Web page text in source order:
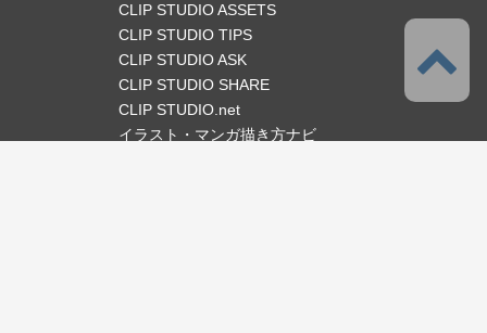
CLIP STUDIO ASSETS
CLIP STUDIO TIPS
CLIP STUDIO ASK
CLIP STUDIO SHARE
CLIP STUDIO.net
イラスト・マンガ描き方ナビ